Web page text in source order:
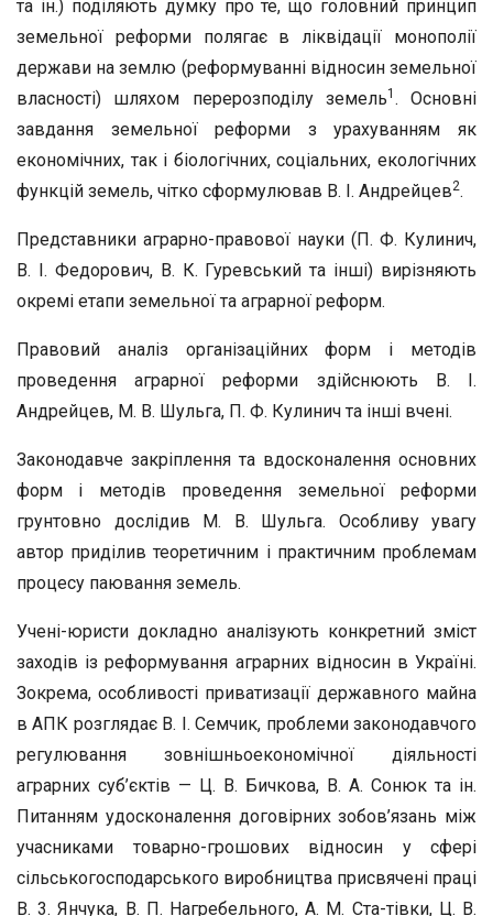
та ін.) поділяють думку про те, що головний принцип
земельної реформи полягає в ліквідації монополії
держа­ви на землю (реформуванні відносин земельної
власності) шляхом перерозподілу земель1 . Основні
завдання земельної реформи з ура­хуванням як
економічних, так і біологічних, соціальних, екологіч­них
функцій земель, чітко сформулював В. І. Андрейцев2.
Представники аграрно-правової науки (П. Ф. Кулинич,
В. І. Фе­дорович, В. К. Гуревський та інші) вирізняють
окремі етапи зе­мельної та аграрної реформ.
Правовий аналіз організаційних форм і методів
проведення аграр­ної реформи здійснюють В. І.
Андрейцев, М. В. Шульга, П. Ф. Ку­линич та інші вчені.
Законодавче закріплення та вдосконалення основних
форм і мето­дів проведення земельної реформи
грунтовно дослідив М. В. Шуль­га. Особливу увагу
автор приділив теоретичним і практичним проб­лемам
процесу паювання земель.
Учені-юристи докладно аналізують конкретний зміст
заходів із реформування аграрних відносин в Україні.
Зокрема, особливості приватизації державного майна
в АПК розглядає В. І. Семчик, проблеми законодавчого
регулювання зовнішньоекономічної ді­яльності
аграрних суб’єктів — Ц. В. Бичкова, В. А. Сонюк та ін.
Питанням удосконалення договірних зобов’язань між
учасниками то­варно-грошових відносин у сфері
сільськогосподарського виробниц­тва присвячені праці
В. 3. Янчука, В. П. Нагребельного, А. М. Ста-тівки, Ц. В.